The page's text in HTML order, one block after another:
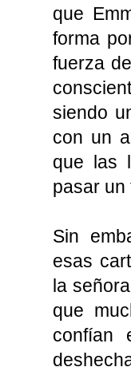
que
forma
fuerza
siendo
con un
que las
pasar un
Sin
esas
la
que
confían